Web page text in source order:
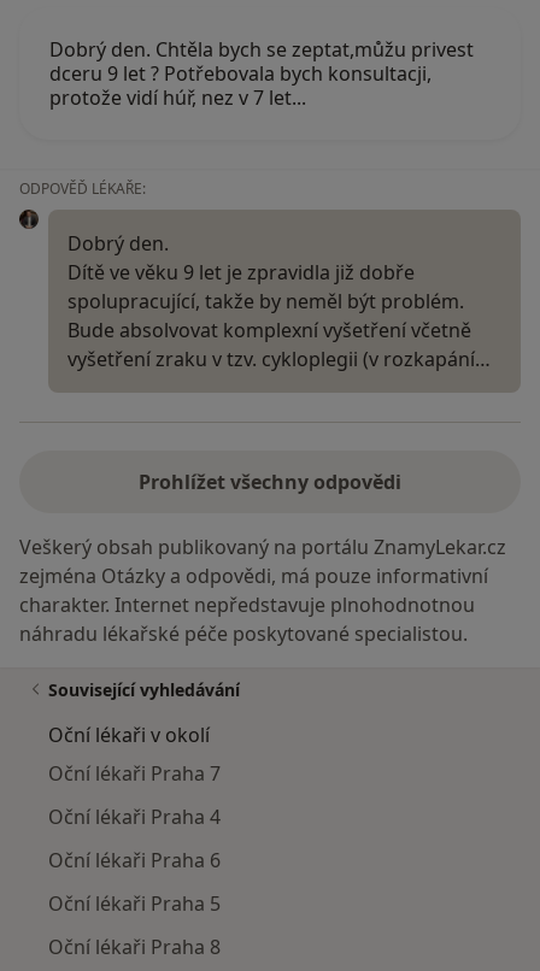
Dobrý den. Chtěla bych se zeptat,můžu privest
dceru 9 let ? Potřebovala bych konsultacji,
protože vidí húř, nez v 7 let...
ODPOVĚĎ LÉKAŘE:
Dobrý den.
Dítě ve věku 9 let je zpravidla již dobře
spolupracující, takže by neměl být problém.
Bude absolvovat komplexní vyšetření včetně
vyšetření zraku v tzv. cykloplegii (v rozkapání…
Prohlížet všechny odpovědi
Veškerý obsah publikovaný na portálu ZnamyLekar.cz
zejména Otázky a odpovědi, má pouze informativní
charakter. Internet nepředstavuje plnohodnotnou
náhradu lékařské péče poskytované specialistou.
Související vyhledávání
Oční lékaři v okolí
Oční lékaři Praha 7
Oční lékaři Praha 4
Oční lékaři Praha 6
Oční lékaři Praha 5
Oční lékaři Praha 8